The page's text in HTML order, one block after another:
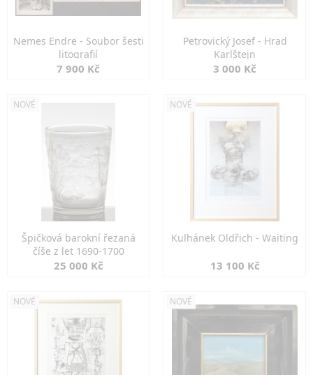
Nemes Endre - Soubor šesti
litografií
7 900 Kč
Petrovický Josef - Hrad
Karlštejn
3 000 Kč
NOVÉ
Špičková barokní řezaná
číše z let 1690-1700
25 000 Kč
NOVÉ
Kulhánek Oldřich - Waiting
13 100 Kč
NOVÉ NOVÉ